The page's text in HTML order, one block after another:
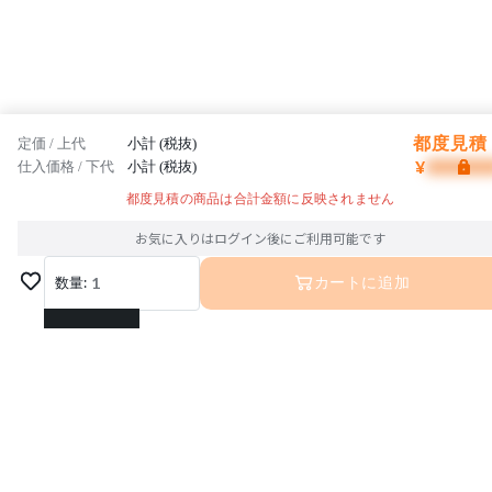
定価 / 上代 小計 (税抜) 都度見積
仕入価格 / 下代 小計 (税抜) ¥
都度見積の商品は合計金額に反映されません
お気に入りはログイン後にご利用可能です
数量: 1
1
カートに追加